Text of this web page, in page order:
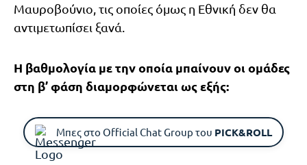
Μαυροβούνιο, τις οποίες όμως η Εθνική δεν θα
αντιμετωπίσει ξανά.
Η βαθμολογία με την οποία μπαίνουν οι ομάδες
στη β’ φάση διαμορφώνεται ως εξής:
Μπες στο Official Chat Group του PICK&ROLL